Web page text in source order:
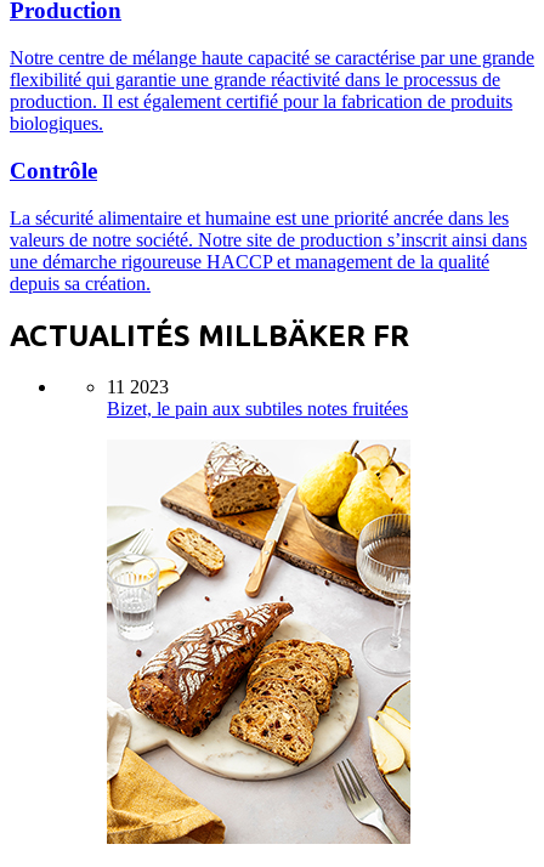
Production
Notre centre de mélange haute capacité se caractérise par une grande
flexibilité qui garantie une grande réactivité dans le processus de
production. Il est également certifié pour la fabrication de produits
biologiques.
Contrôle
La sécurité alimentaire et humaine est une priorité ancrée dans les
valeurs de notre société. Notre site de production s’inscrit ainsi dans
une démarche rigoureuse HACCP et management de la qualité
depuis sa création.
ACTUALITÉS MILLBÄKER FR
11 2023
Bizet, le pain aux subtiles notes fruitées